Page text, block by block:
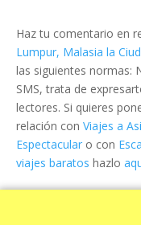
Haz tu comentario en
Lumpur, Malasia la
las siguientes normas:
SMS, trata de
lectores. Si quieres
relación con Viajes a
Espectacular o con
viajes baratos hazlo